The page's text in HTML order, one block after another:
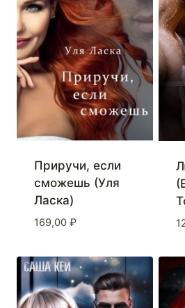
Приручи, если
сможешь (Уля
Ласка)
169,00 ₽